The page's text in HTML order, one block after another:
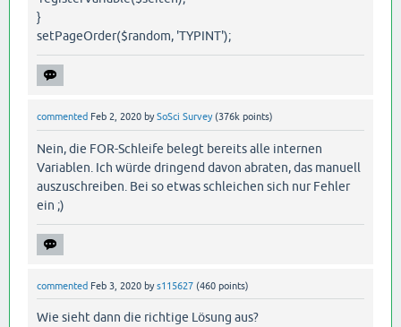
}
setPageOrder($random, 'TYPINT');
commented Feb 2, 2020 bySoSci Survey (376k points)
Nein, die FOR-Schleife belegt bereits alle internen
Variablen. Ich würde dringend davon abraten, das manuell
auszuschreiben. Bei so etwas schleichen sich nur Fehler
ein ;)
commented Feb 3, 2020 bys115627 (460 points)
Wie sieht dann die richtige Lösung aus?